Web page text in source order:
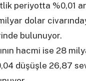
periyotta %0,01
dolar
bulunuyor.
hacmi ise 28
düşüşle 26,87